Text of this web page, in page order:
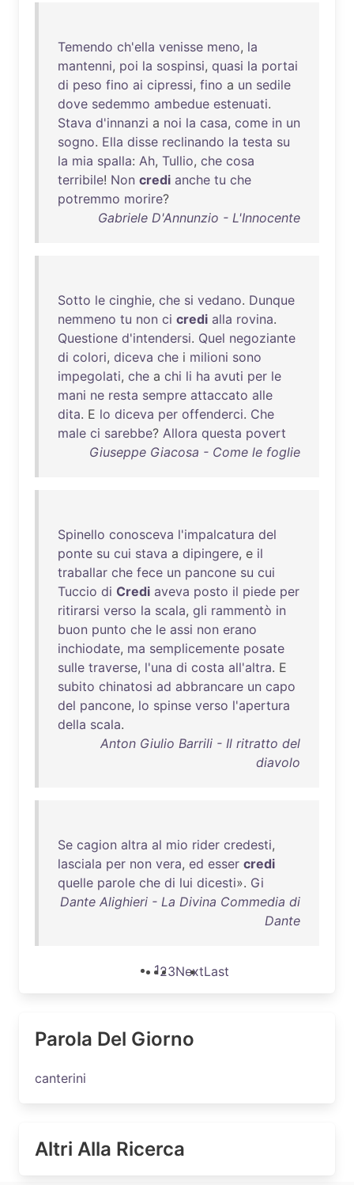
Temendo ch'ella venisse meno, la
mantenni, poi la sospinsi, quasi la portai
di peso fino ai cipressi, fino a un sedile
dove sedemmo ambedue estenuati.
Stava d'innanzi a noi la casa, come in un
sogno. Ella disse reclinando la testa su
la mia spalla: Ah, Tullio, che cosa
terribile! Non credi anche tu che
potremmo morire?
Gabriele D'Annunzio - L'Innocente
Sotto le cinghie, che si vedano. Dunque
nemmeno tu non ci credi alla rovina.
Questione d'intendersi. Quel negoziante
di colori, diceva che i milioni sono
impegolati, che a chi li ha avuti per le
mani ne resta sempre attaccato alle
dita. E lo diceva per offenderci. Che
male ci sarebbe? Allora questa povert
Giuseppe Giacosa - Come le foglie
Spinello conosceva l'impalcatura del
ponte su cui stava a dipingere, e il
traballar che fece un pancone su cui
Tuccio di Credi aveva posto il piede per
ritirarsi verso la scala, gli rammentò in
buon punto che le assi non erano
inchiodate, ma semplicemente posate
sulle traverse, l'una di costa all'altra. E
subito chinatosi ad abbrancare un capo
del pancone, lo spinse verso l'apertura
della scala.
Anton Giulio Barrili - Il ritratto del
diavolo
Se cagion altra al mio rider credesti,
lasciala per non vera, ed esser credi
quelle parole che di lui dicesti». Gi
Dante Alighieri - La Divina Commedia di
Dante
123NextLast
Parola Del Giorno
canterini
Altri Alla Ricerca